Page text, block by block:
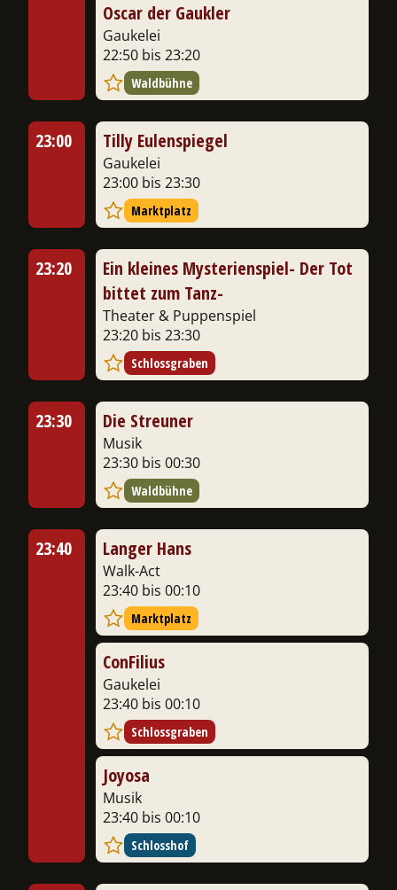
Oscar der Gaukler
Gaukelei
22:50 bis 23:20
Waldbühne
23:00 Tilly Eulenspiegel
Gaukelei
23:00 bis 23:30
Marktplatz
23:20
Ein kleines Mysterienspiel- Der Tot
bittet zum Tanz-
Theater & Puppenspiel
23:20 bis 23:30
Schlossgraben
23:30 Die Streuner
Musik
23:30 bis 00:30
Waldbühne
23:40 Langer Hans
Walk-Act
23:40 bis 00:10
Marktplatz
ConFilius
Gaukelei
23:40 bis 00:10
Schlossgraben
Joyosa
Musik
23:40 bis 00:10
Schlosshof